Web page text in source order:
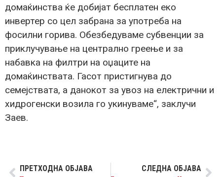
домаќинства ќе добијат бесплатен еко
инвертер со цел забрана за употреба на
фосилни горива. Обезбедуваме субвенции за
приклучување на централно греење и за
набавка на филтри на оџаците на
домаќинствата. Гасот пристигнува до
семејствата, а данокот за увоз на електрични и
хидрогенски возила го укинуваме“, заклучи
Заев.
ПРЕТХОДНА ОБЈАВА СЛЕДНА ОБЈАВА